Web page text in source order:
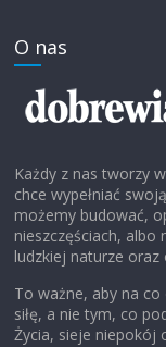
O nas
Każdy z nas tworzy
chce wypełniać
możemy budować,
nieszczęściach,
ludzkiej naturze
To ważne, aby na
siłę, a nie tym, co
Życia, sieje niepokój